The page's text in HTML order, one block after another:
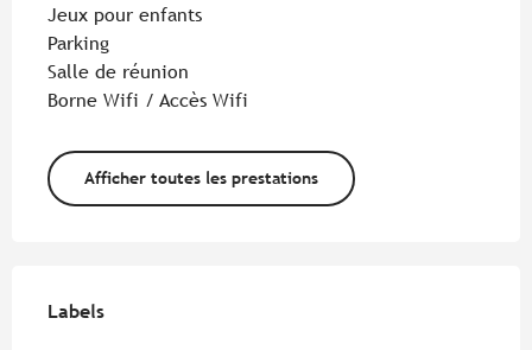
Jeux pour enfants
Parking
Salle de réunion
Borne Wifi / Accès Wifi
Afficher toutes les prestations
Labels
Labels